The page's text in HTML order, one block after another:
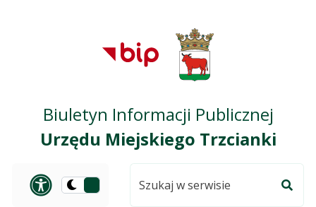
Przejdź do
głównego menu
Przejdź do treści
Przejdź do mapy
serwisu
Biuletyn Informacji Publicznej
Urzędu Miejskiego Trzcianki
Panel dostosowania
Przełącz